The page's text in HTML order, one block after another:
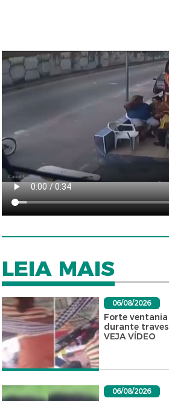
LEIA MAIS
06/08/2026
Forte
durante
VEJA VÍDEO
06/08/2026